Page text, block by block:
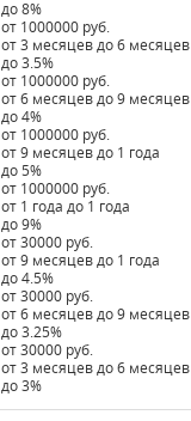
до 8%
от 1000000 руб.
от 3 месяцев до 6 месяцев
до 3.5%
от 1000000 руб.
от 6 месяцев до 9 месяцев
до 4%
от 1000000 руб.
от 9 месяцев до 1 года
до 5%
от 1000000 руб.
от 1 года до 1 года
до 9%
от 30000 руб.
от 9 месяцев до 1 года
до 4.5%
от 30000 руб.
от 6 месяцев до 9 месяцев
до 3.25%
от 30000 руб.
от 3 месяцев до 6 месяцев
до 3%